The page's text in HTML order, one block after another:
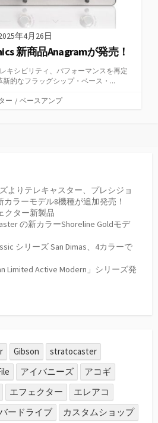
年4月26日
新商品Anagramが発売！
キシビリティ、パフォーマンスを再定
的なフラッグシップ・ベース・...
ー / ベースアンプ
よりテレキャスター、プレシジョ
ラーモデル8機種が追加発売！
クター新製品
の新カラーShoreline Goldモデ
シリーズ San Dimas、4カラーで
Limited Active Modern」シリーズ発
Gibson
stratocaster
アイバニーズ
アコギ
エフェクター
エレアコ
ードライブ
カスタムショップ